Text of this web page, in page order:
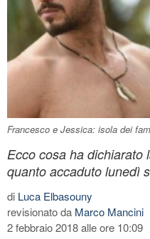
Francesco e Jessica: isola dei
Ecco cosa ha dichiarato
quanto accaduto lunedì
di Luca Elbasouny
revisionato da Marco Mancini
2 febbraio 2018 alle ore 10:09